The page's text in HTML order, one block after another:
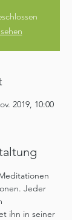
2019, 10:00
Jeder
ihn in seiner